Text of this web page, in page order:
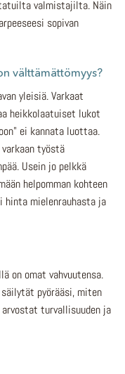
valmistajilta. Näin
sopivan
välttämättömyys?
yleisiä. Varkaat
heikkolaatuiset lukot
ei kannata luottaa.
työstä
Usein jo pelkkä
helpomman kohteen
hinta mielenrauhasta ja
on omat vahvuutensa.
pyörääsi, miten
turvallisuuden ja